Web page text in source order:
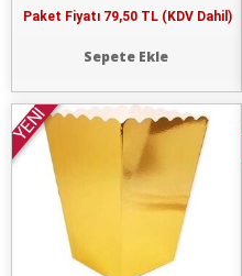
Paket Fiyatı 79,50 TL (KDV Dahil)
Sepete Ekle
YENİ